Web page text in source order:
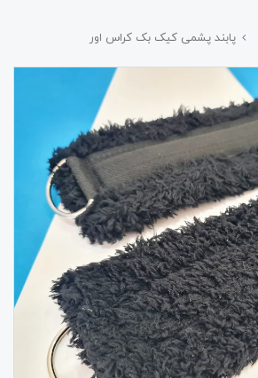
پابند پشمی کیک بک کراس اور